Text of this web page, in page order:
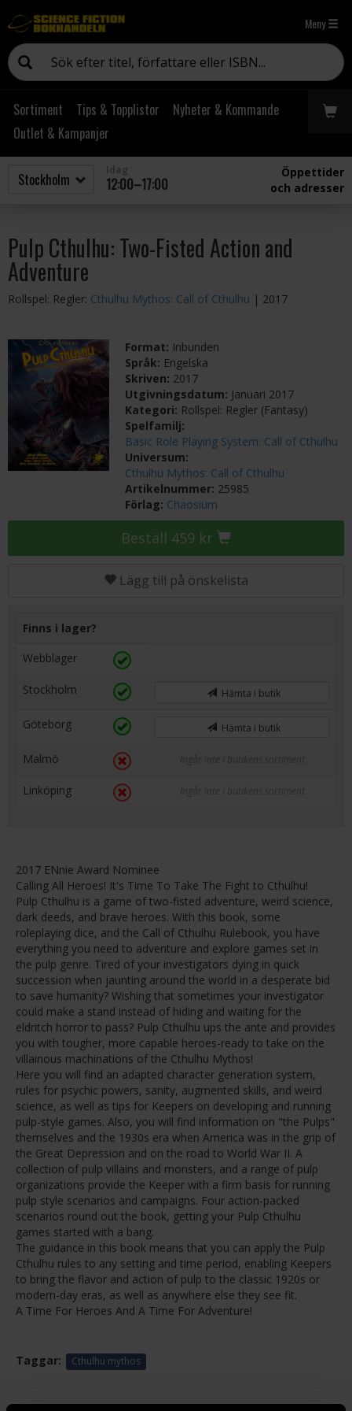
Meny
Sortiment Tips & Topplistor
Nyheter & Kommande
Outlet & Kampanjer
12:00–17:00
Öppettider
och adresser
Pulp Cthulhu: Two-Fisted Action and
Adventure
Rollspel: Regler: Cthulhu Mythos: Call of Cthulhu | 2017
Format: Inbunden
Språk: Engelska
Skriven: 2017
Utgivningsdatum: Januari 2017
Kategori: Rollspel: Regler (Fantasy)
Spelfamilj:
Basic Role Playing System: Call of Cthulhu
Universum:
Cthulhu Mythos: Call of Cthulhu
Artikelnummer: 25985
Förlag: Chaosium
Beställ 459 kr
Lägg till på önskelista
Finns i lager?
Webblager
Stockholm Hämta i butik
Göteborg Hämta i butik
Malmö Ingår inte i butikens sortiment
Linköping Ingår inte i butikens sortiment
2017 ENnie Award Nominee
Calling All Heroes! It's Time To Take The Fight to Cthulhu!
Pulp Cthulhu is a game of two-fisted adventure, weird science,
dark deeds, and brave heroes. With this book, some
roleplaying dice, and the Call of Cthulhu Rulebook, you have
everything you need to adventure and explore games set in
the pulp genre. Tired of your investigators dying in quick
succession when jaunting around the world in a desperate bid
to save humanity? Wishing that sometimes your investigator
could make a stand instead of hiding and waiting for the
eldritch horror to pass? Pulp Cthulhu ups the ante and provides
you with tougher, more capable heroes-ready to take on the
villainous machinations of the Cthulhu Mythos!
Here you will find an adapted character generation system,
rules for psychic powers, sanity, augmented skills, and weird
science, as well as tips for Keepers on developing and running
pulp-style games. Also, you will find information on "the Pulps"
themselves and the 1930s era when America was in the grip of
the Great Depression and on the road to World War II. A
collection of pulp villains and monsters, and a range of pulp
organizations provide the Keeper with a firm basis for running
pulp style scenarios and campaigns. Four action-packed
scenarios round out the book, getting your Pulp Cthulhu
games started with a bang.
The guidance in this book means that you can apply the Pulp
Cthulhu rules to any setting and time period, enabling Keepers
to bring the flavor and action of pulp to the classic 1920s or
modern-day eras, as well as anywhere else they see fit.
A Time For Heroes And A Time For Adventure!
Taggar: Cthulhu mythos